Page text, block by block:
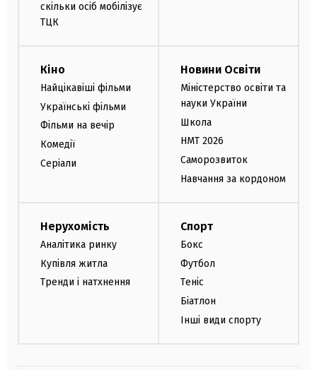
скільки осіб мобілізує
ТЦК
Кіно
Найцікавіші фільми
Українські фільми
Фільми на вечір
Комедії
Серіали
Новини Освіти
Міністерство освіти та
науки України
Школа
НМТ 2026
Саморозвиток
Навчання за кордоном
Нерухомість
Аналітика ринку
Купівля житла
Тренди і натхнення
Спорт
Бокс
Футбол
Теніс
Біатлон
Інші види спорту